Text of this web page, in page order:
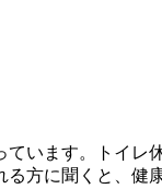
います。トイ
方に聞くと、健